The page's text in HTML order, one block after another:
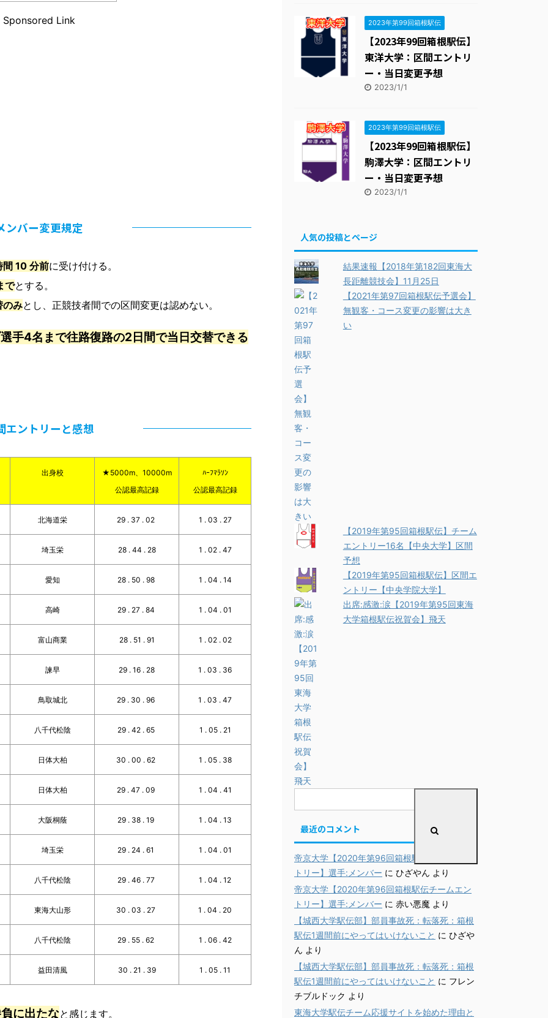
Sponsored Link
ンバー変更規定
間 10 分前に受け付ける。
でとする。
のみとし、正競技者間での区間変更は認めない。
手4名まで往路復路の2日間で当日交替できる
エントリーと感想
出身校
★5000m、10000m
公認最高記録
ﾊｰﾌﾏﾗｿﾝ
公認最高記録
北海道栄 29 . 37 . 02 1 . 03 . 27
埼玉栄 28 . 44 . 28 1 . 02 . 47
愛知 28 . 50 . 98 1 . 04 . 14
高崎 29 . 27 . 84 1 . 04 . 01
富山商業 28 . 51 . 91 1 . 02 . 02
諫早 29 . 16 . 28 1 . 03 . 36
鳥取城北 29 . 30 . 96 1 . 03 . 47
八千代松陰 29 . 42 . 65 1 . 05 . 21
日体大柏 30 . 00 . 62 1 . 05 . 38
日体大柏 29 . 47 . 09 1 . 04 . 41
大阪桐蔭 29 . 38 . 19 1 . 04 . 13
埼玉栄 29 . 24 . 61 1 . 04 . 01
八千代松陰 29 . 46 . 77 1 . 04 . 12
東海大山形 30 . 03 . 27 1 . 04 . 20
八千代松陰 29 . 55 . 62 1 . 06 . 42
益田清風 30 . 21 . 39 1 . 05 . 11
に出たなと感じます。
2023年第99回箱根駅伝
【2023年99回箱根駅伝】
東洋大学：区間エントリ
ー・当日変更予想
2023/1/1
2023年第99回箱根駅伝
【2023年99回箱根駅伝】
駒澤大学：区間エントリ
ー・当日変更予想
2023/1/1
人気の投稿とページ
結果速報【2018年第182回東海大
長距離競技会】11月25日
【2021年第97回箱根駅伝予選会】
無観客・コース変更の影響は大き
い
【2019年第95回箱根駅伝】チーム
エントリー16名【中央大学】区間
予想
【2019年第95回箱根駅伝】区間エ
ントリー【中央学院大学】
出席:感激:涙【2019年第95回東海
大学箱根駅伝祝賀会】飛天
最近のコメント
帝京大学【2020年第96回箱根駅伝チームエン
トリー】選手:メンバー に ひざやん より
帝京大学【2020年第96回箱根駅伝チームエン
トリー】選手:メンバー に 赤い悪魔 より
【城西大学駅伝部】部員事故死：転落死：箱根
駅伝1週間前にやってはいけないこと に ひざや
ん より
【城西大学駅伝部】部員事故死：転落死：箱根
駅伝1週間前にやってはいけないこと に フレン
チブルドック より
東海大学駅伝チーム応援サイトを始めた理由と